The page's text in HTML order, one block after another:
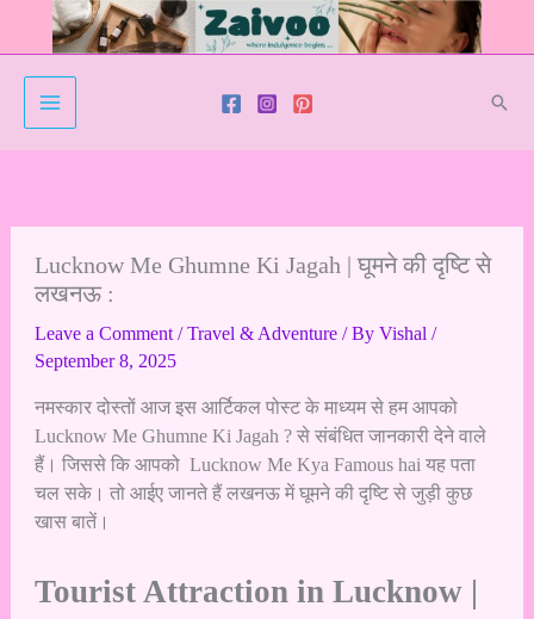
Lucknow Me Ghumne Ki Jagah | घूमने की दृष्टि से
लखनऊ :
Leave a Comment /Travel & Adventure/ By Vishal /
September 8, 2025
नमस्कार दोस्तों आज इस आर्टिकल पोस्ट के माध्यम से हम आपको
Lucknow Me Ghumne Ki Jagah ? से संबंधित जानकारी देने वाले
हैं। जिससे कि आपको Lucknow Me Kya Famous hai यह पता
चल सके। तो आईए जानते हैं लखनऊ में घूमने की दृष्टि से जुड़ी कुछ
खास बातें।
Tourist Attraction in Lucknow |